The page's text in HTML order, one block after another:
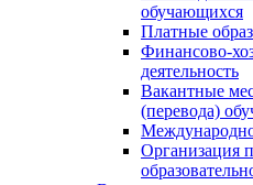
обучающихся
Платные
Финансово-
деятельность
Вакантные
(перевода)
Организация